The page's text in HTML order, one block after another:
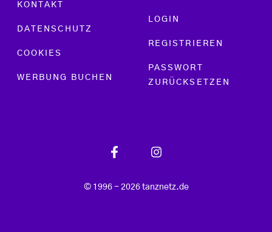
KONTAKT
DATENSCHUTZ
COOKIES
WERBUNG BUCHEN
LOGIN
REGISTRIEREN
PASSWORT
ZURÜCKSETZEN
© 1996 - 2026 tanznetz.de